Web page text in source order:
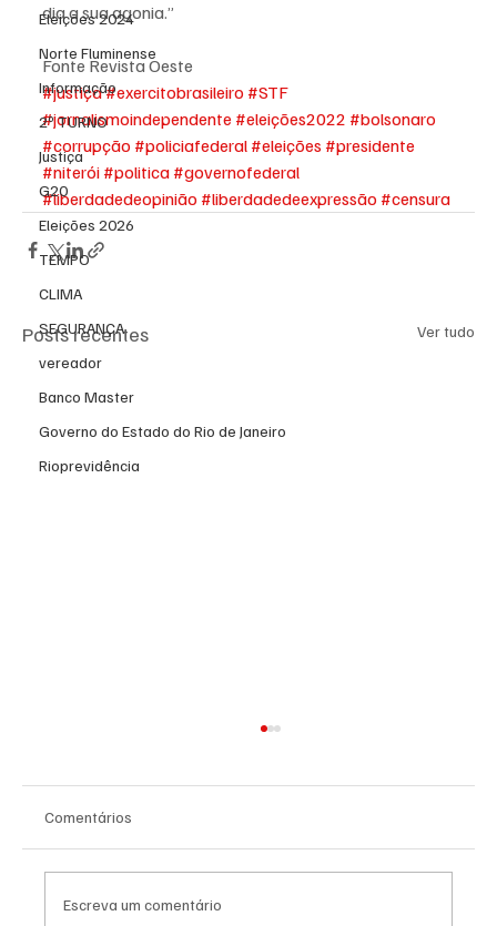
Eleições 2024
Norte Fluminense
Informação
2º TURNO
Justiça
G20
Eleições 2026
TEMPO
CLIMA
SEGURANÇA
vereador
Banco Master
Governo do Estado do Rio de Janeiro
Rioprevidência
dia a sua agonia.”
Fonte Revista Oeste
#justiça#exercitobrasileiro #STF
#jornalismoindependente #eleições2022 #bolsonaro
#corrupção #policiafederal #eleições #presidente
#niterói #politica #governofederal
#liberdadedeopinião #liberdadedeexpressão #censura
Posts recentes Ver tudo
Comentários
Escreva um comentário